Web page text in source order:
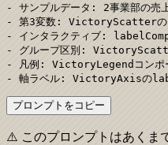
- サンプルデータ: 2事業部の売
- 第3変数: VictoryScatterの
- インタラクティブ:
- グループ区別:
- 凡例: VictoryLegendコンポー
- 軸ラベル: VictoryAxisのlabel
プロンプトをコピー
⚠️ このプロンプトはあくま